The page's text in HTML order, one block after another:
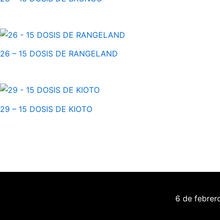
26 – 15 DOSIS DE RANGELAND
29 – 15 DOSIS DE KIOTO
6 de